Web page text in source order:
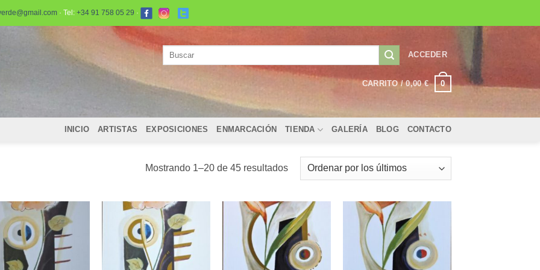
· Tel: +34 91 758 05 29 ·
ACCEDER
CARRITO /0,00€ 0
INICIO ARTISTAS EXPOSICIONES ENMARCACIÓN TIENDA GALERÍA BLOG CONTACTO
Mostrando 1–20 de 45 resultadosOrdenado
por
últimos